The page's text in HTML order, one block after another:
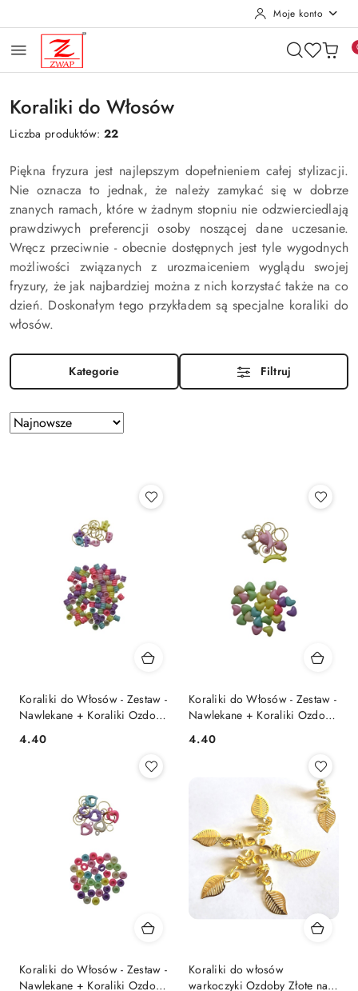
Moje konto
Koraliki do Włosów
Liczba produktów:22
Piękna fryzura jest najlepszym dopełnieniem całej stylizacji.
Nie oznacza to jednak, że należy zamykać się w dobrze
znanych ramach, które w żadnym stopniu nie odzwierciedlają
prawdziwych preferencji osoby noszącej dane uczesanie.
Wręcz przeciwnie - obecnie dostępnych jest tyle wygodnych
możliwości związanych z urozmaiceniem wyglądu swojej
fryzury, że jak najbardziej można z nich korzystać także na co
dzień. Doskonałym tego przykładem są specjalne koraliki do
włosów.
Kategorie Filtruj
Zastosowano
sortowanie:
Sortuj
według
Koraliki do Włosów - Zestaw -
Nawlekane + Koraliki Ozdoby
- Tuby
Cena:
4.40
Koraliki do Włosów - Zestaw -
Nawlekane + Koraliki Ozdoby
- Serca
Cena:
4.40
Koraliki do Włosów - Zestaw -
Nawlekane + Koraliki Ozdoby
Koraliki do włosów
warkoczyki Ozdoby Złote na